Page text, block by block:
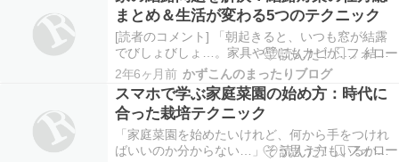
は、パソコンの基本から応用まで、「使い方がわ
からない」を解消する4選のベストプラクティスを
ご紹介し…
まとめ＆生活が変わる5つのテクニック
[読者のコメント] 「朝起きると、いつも窓が結露
でびしょびしょ…。家具や壁にもカビが…。結露
対策、どうしたらいいの？」そう思う方もいるか
もしれません。 [結論] 実は、結露を効果的に防ぐ
方法は、シンプルながらも実践的なテクニックに
よって実現できるのです。 この記事では、結露問
題…
2年6ヶ月前 かずこんのまったりブログ
スマホで学ぶ家庭菜園の始め方：時代に
合った栽培テクニック
「家庭菜園を始めたいけれど、何から手をつけれ
ばいいのか分からない…」そう思う方もいるかも